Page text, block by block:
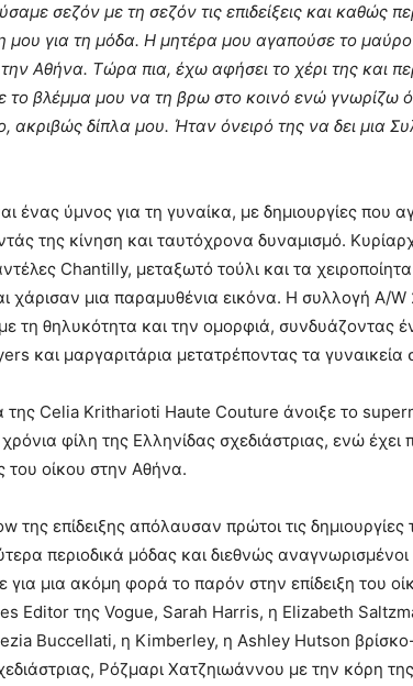
σεζόν με τη σεζόν τις επιδείξεις και καθώς
μου για τη μόδα. Η μητέρα μου αγαπούσε το
Αθήνα. Τώρα πια, έχω αφήσει το χέρι της και
βλέμμα μου να τη βρω στο κοινό ενώ γνωρίζω
ακριβώς δίπλα μου. Ήταν όνειρό της να δει μια
ένας ύμνος για τη γυναίκα, με δημιουργίες που
της κίνηση και ταυτόχρονα δυναμισμό.
Chantilly, μεταξωτό τούλι και τα
χάρισαν μια παραμυθένια εικόνα. Η συλλογή A/
τη θηλυκότητα και την ομορφιά, συνδυάζοντας
και μαργαριτάρια μετατρέποντας τα
Celia Kritharioti Haute Couture άνοιξε το
χρόνια φίλη της Ελληνίδας σχεδιάστριας, ενώ
του οίκου στην Αθήνα.
της επίδειξης απόλαυσαν πρώτοι τις δημιουργίες
περιοδικά μόδας και διεθνώς
για μια ακόμη φορά το παρόν στην επίδειξη του
Editor της Vogue, Sarah Harris, η Elizabeth
Buccellati, η Kimberley, η Ashley Hutson
Ρόζμαρι Χατζηιωάννου με την κόρη